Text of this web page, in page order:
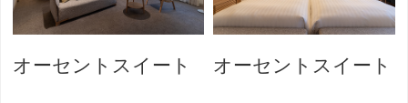
オーセントスイート オーセントスイート